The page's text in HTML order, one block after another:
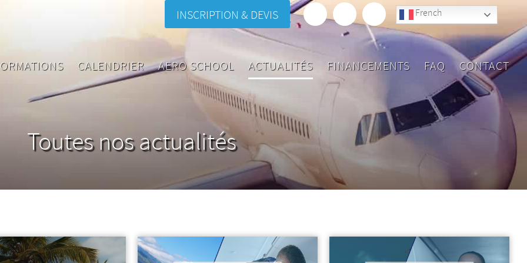
INSCRIPTION & DEVIS
CALENDRIER AERO SCHOOL ACTUALITÉS FINANCEMENTS FAQ CONTACT
Toutes nos actualités
French